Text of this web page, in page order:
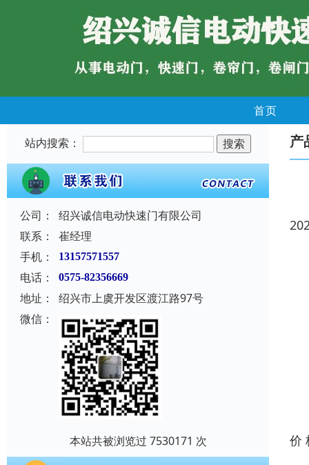
首页
站内搜索：
公司：
绍兴诚信电动快速门有限公司
联系：
崔经理
手机：
13157571557
电话： 0575-82356669
地址：
绍兴市上虞开发区渡江路97号
微信：
本站共被浏览过 7530171 次
产
价